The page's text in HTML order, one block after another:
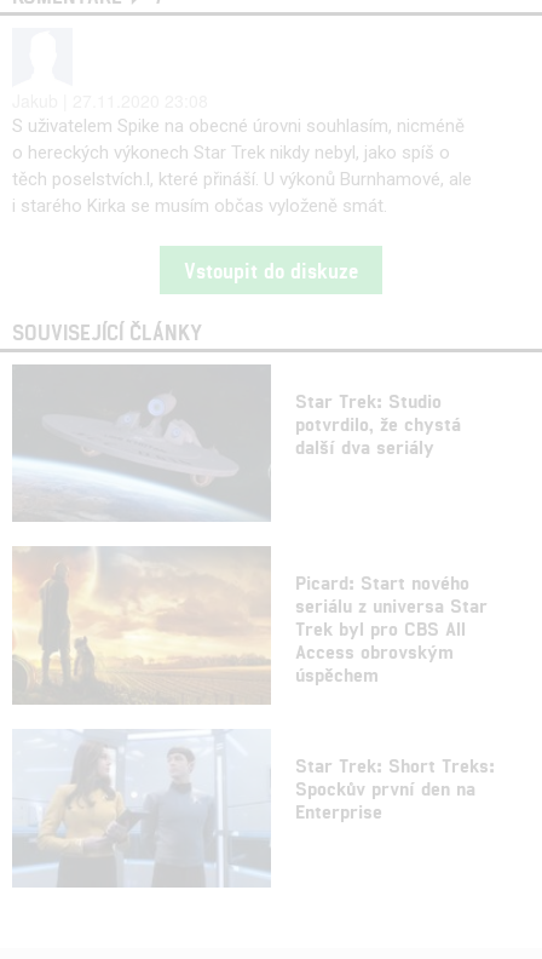
S uživatelem Spike na obecné úrovni souhlasím, nicméně
o hereckých výkonech Star Trek nikdy nebyl, jako spíš o
těch poselstvích.l, které přináší. U výkonů Burnhamové, ale
i starého Kirka se musím občas vyloženě smát.
Vstoupit do diskuze
SOUVISEJÍCÍ ČLÁNKY
Star Trek: Studio
potvrdilo, že chystá
další dva seriály
Picard: Start nového
seriálu z universa Star
Trek byl pro CBS All
Access obrovským
úspěchem
Star Trek: Short Treks:
Spockův první den na
Enterprise